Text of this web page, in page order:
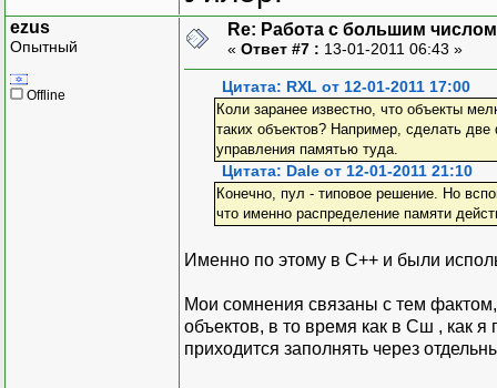
ezus
Опытный
Offline
Re: Работа с большим
« Ответ #7 : 13-01-2011 06:43 »
Цитата: RXL от 12-01-2011 17:00
Коли заранее известно, что объекты
таких объектов? Например, сделать
управления памятью туда.
Цитата: Dale от 12-01-2011 21:10
Конечно, пул - типовое решение. Но
что именно распределение памяти
Именно по этому в С++ и были
Мои сомнения связаны с тем
объектов, в то время как в Сш , как
приходится заполнять через